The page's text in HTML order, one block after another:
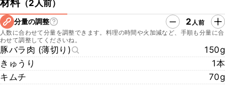
材料（2人前）
分量の調整 2 人前
人数に合わせて分量を調整できます。料理の時間や火加減など、手順も分量に合
わせて調整してくださいね。
豚バラ肉 (薄切り)
150g
きゅうり
1本
キムチ
70g